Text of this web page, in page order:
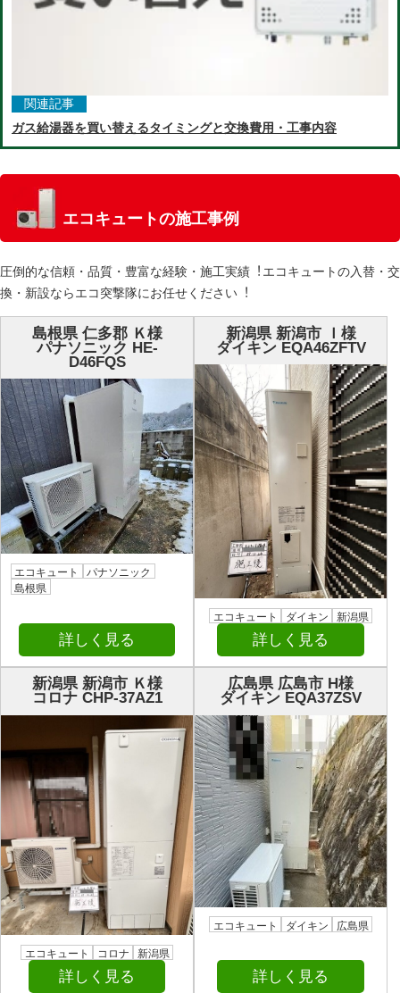
関連記事
ガス給湯器を買い替えるタイミングと交換費用・工事内容
エコキュートの施工事例
圧倒的な信頼・品質・豊富な経験・施⼯実績︕エコキュートの⼊替・交
換・新設ならエコ突撃隊にお任せください︕
島根県 仁多郡 Ｋ様
パナソニック HE-
D46FQS
エコキュート
パナソニック
島根県
詳しく見る
新潟県 新潟市 Ｉ様
ダイキン EQA46ZFTV
エコキュート ダイキン 新潟県
詳しく見る
新潟県 新潟市 Ｋ様
コロナ CHP-37AZ1
エコキュート コロナ 新潟県
詳しく見る
広島県 広島市 H様
ダイキン EQA37ZSV
エコキュート ダイキン 広島県
詳しく見る